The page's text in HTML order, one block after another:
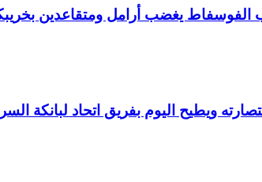
يغضب أرامل ومتقاعدين
ويطيح اليوم بفريق اتحاد لبانكة